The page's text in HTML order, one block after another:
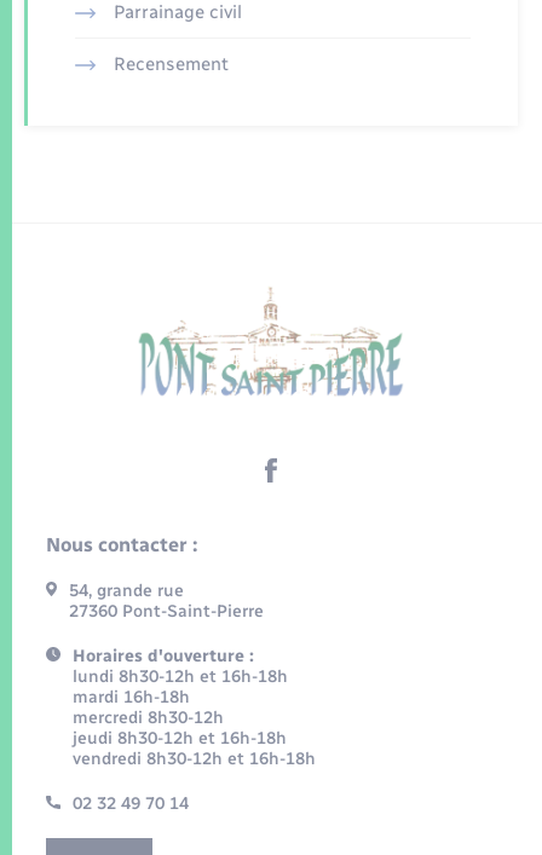
Parrainage civil
Recensement
Nous contacter :
54, grande rue
27360 Pont-Saint-Pierre
Horaires d'ouverture :
lundi 8h30-12h et 16h-18h
mardi 16h-18h
mercredi 8h30-12h
jeudi 8h30-12h et 16h-18h
vendredi 8h30-12h et 16h-18h
02 32 49 70 14